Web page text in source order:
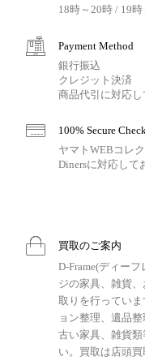
18時～20時 / 19
Payment Method
銀行振込
クレジット決済
商品代引に対応し
100% Secure
ヤマトWEBコレ
Dinersに対応して
買取のご案内
D-Frame(ディー
ジの家具、雑貨
取りを行ってい
ョン整理、遺品
古い家具、雑貨
い。買取は店頭買